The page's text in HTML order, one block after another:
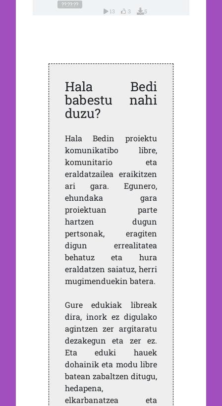
??:??:??
13
3 5
Hala Bedi
babestu nahi
duzu?
Hala Bedin proiektu
komunikatibo libre,
komunitario eta
eraldatzailea eraikitzen
ari gara. Egunero,
ehundaka gara
proiektuan parte
hartzen dugun
pertsonak, eragiten
digun errealitatea
behatuz eta hura
eraldatzen saiatuz, herri
mugimenduekin batera.
Gure edukiak libreak
dira, inork ez digulako
agintzen zer argitaratu
dezakegun eta zer ez.
Eta eduki hauek
dohainik eta modu libre
batean zabaltzen ditugu,
hedapena,
elkarbanatzea eta